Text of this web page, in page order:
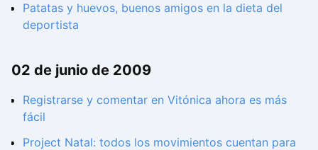
Patatas y huevos, buenos amigos en la dieta del
deportista
02 de junio de 2009
Registrarse y comentar en Vitónica ahora es más
fácil
Project Natal: todos los movimientos cuentan para